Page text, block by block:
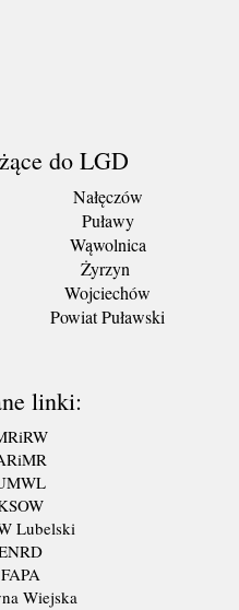
do LGD
Nałęczów
Puławy
Wąwolnica
Żyrzyn
Wojciechów
Powiat Puławski
linki:
Lubelski
FAPA
Wiejska